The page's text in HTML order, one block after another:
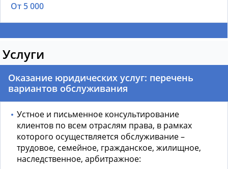
От 5 000
Услуги
Оказание юридических услуг: перечень
вариантов обслуживания
Устное и письменное консультирование
клиентов по всем отраслям права, в рамках
которого осуществляется обслуживание –
трудовое, семейное, гражданское, жилищное,
наследственное, арбитражное: